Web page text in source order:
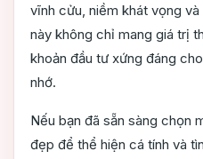
vĩnh cửu, niềm khát vọng
này không chỉ mang giá trị
khoản đầu tư xứng đáng
nhớ.
Nếu bạn đã sẵn sàng chọn
đẹp để thể hiện cá tính và